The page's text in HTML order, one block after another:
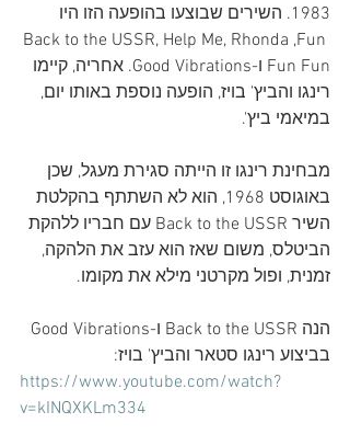
1983. השירים שבוצעו בהופעה הזו היו
Back to the USSR, Help Me, Rhonda ,Fun
Fun Fun ו-Good Vibrations. אחריה, קיימו
רינגו והביץ' בויז, הופעה נוספת באותו יום,
במיאמי ביץ'.
מבחינת רינגו זו הייתה סגירת מעגל, שכן
באוגוסט 1968, הוא לא השתתף בהקלטת
השיר Back to the USSR עם חבריו ללהקת
הביטלס, משום שאז הוא עזב את הלהקה,
זמנית, ופול מקרטני מילא את מקומו.
בביצוע רינגו סטאר והביץ' בויז:
https://www.youtube.com/watch?
v=kINQXKLm334